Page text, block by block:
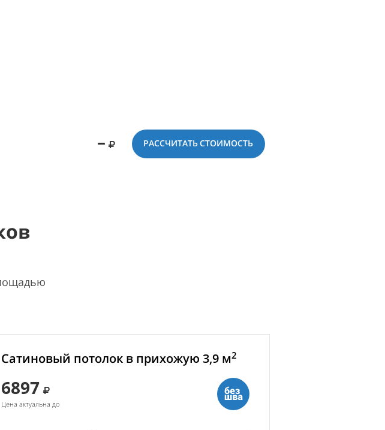
– РАССЧИТАТЬ СТОИМОСТЬ
Сатиновый потолок в прихожую 3,9 м2
6897
Цена актуальна до